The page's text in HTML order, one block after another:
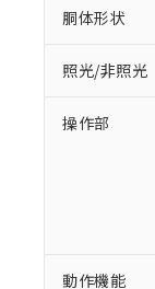
胴体形状
照光/非照光
操作部
動作機能